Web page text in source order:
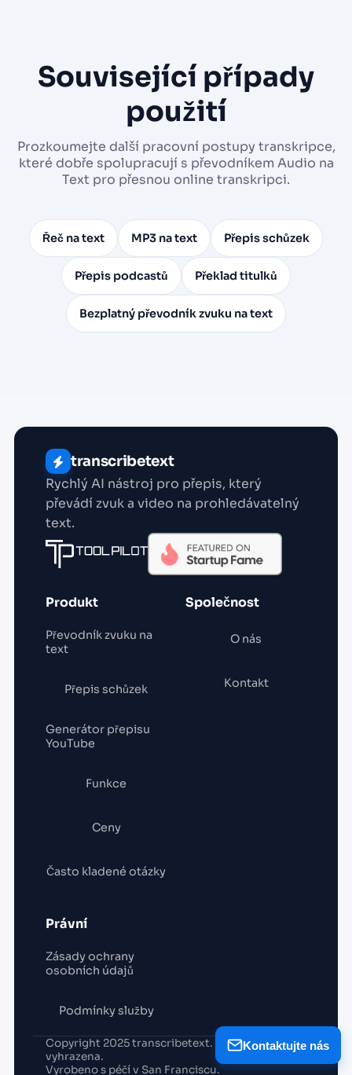
Související případy
použití
Prozkoumejte další pracovní postupy transkripce,
které dobře spolupracují s převodníkem Audio na
Text pro přesnou online transkripci.
Řeč na text MP3 na text Přepis schůzek
Přepis podcastů Překlad titulků
Bezplatný převodník zvuku na text
transcribetext
Rychlý AI nástroj pro přepis, který
převádí zvuk a video na prohledávatelný
text.
Produkt
Převodník zvuku na
text
Přepis schůzek
Generátor přepisu
YouTube
Funkce
Ceny
Často kladené otázky
Společnost
O nás
Kontakt
Právní
Zásady ochrany
osobních údajů
Podmínky služby
Copyright 2025 transcribetext. Všechna práva
vyhrazena.
Vyrobeno s péčí v San Franciscu.
Kontaktujte nás